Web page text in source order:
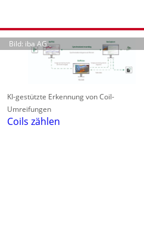
Bild: iba AG
KI-gestützte Erkennung von Coil-
Umreifungen
Coils zählen